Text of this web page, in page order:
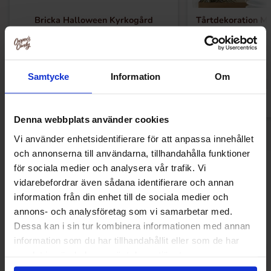
Samtycke Information Om
Denna webbplats använder cookies
Vi använder enhetsidentifierare för att anpassa innehållet
och annonserna till användarna, tillhandahålla funktioner
för sociala medier och analysera vår trafik. Vi
vidarebefordrar även sådana identifierare och annan
information från din enhet till de sociala medier och
annons- och analysföretag som vi samarbetar med.
Dessa kan i sin tur kombinera informationen med annan
information som du har tillhandahållit eller som de har
Bricka Halloween Kyrkogård
Tårtdekoration
79 kr
Andre kunne lide
-43%